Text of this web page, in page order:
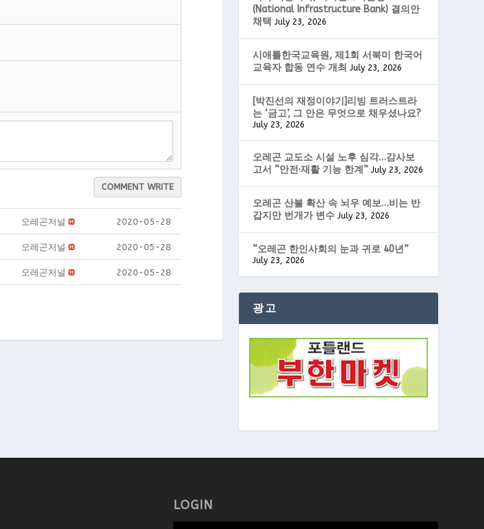
COMMENT WRITE
오레곤저널 2020-05-28
오레곤저널 2020-05-28
오레곤저널 2020-05-28
(National Infrastructure Bank) 결의안
채택 July 23, 2026
시애틀한국교육원, 제1회 서북미 한국어
교육자 합동 연수 개최 July 23, 2026
[박진선의 재정이야기]리빙 트러스트라
는 ‘금고’, 그 안은 무엇으로 채우셨나요?
July 23, 2026
오레곤 교도소 시설 노후 심각…감사보
고서 “안전·재활 기능 한계” July 23, 2026
오레곤 산불 확산 속 뇌우 예보…비는 반
갑지만 번개가 변수 July 23, 2026
“오레곤 한인사회의 눈과 귀로 40년”
July 23, 2026
광고
LOGIN